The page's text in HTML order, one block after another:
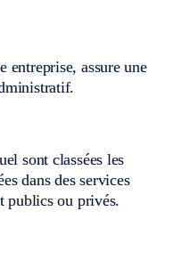
entreprise, assure une
sont classées les
dans des services
publics ou privés.